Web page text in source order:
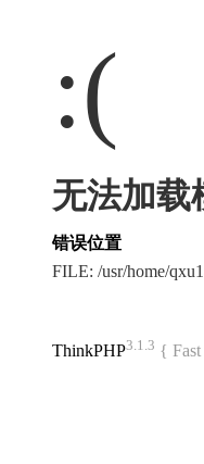
:(
无法加载
错误位置
FILE: /usr/home/
ThinkPHP3.1.3 {